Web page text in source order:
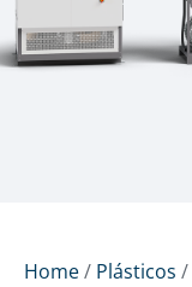
Home/ Plásticos /